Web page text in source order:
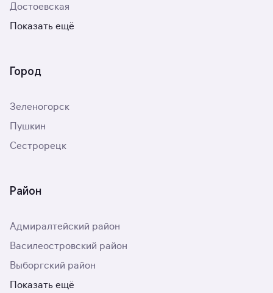
Достоевская
Показать ещё
Город
Зеленогорск
Пушкин
Сестрорецк
Район
Адмиралтейский район
Василеостровский район
Выборгский район
Показать ещё